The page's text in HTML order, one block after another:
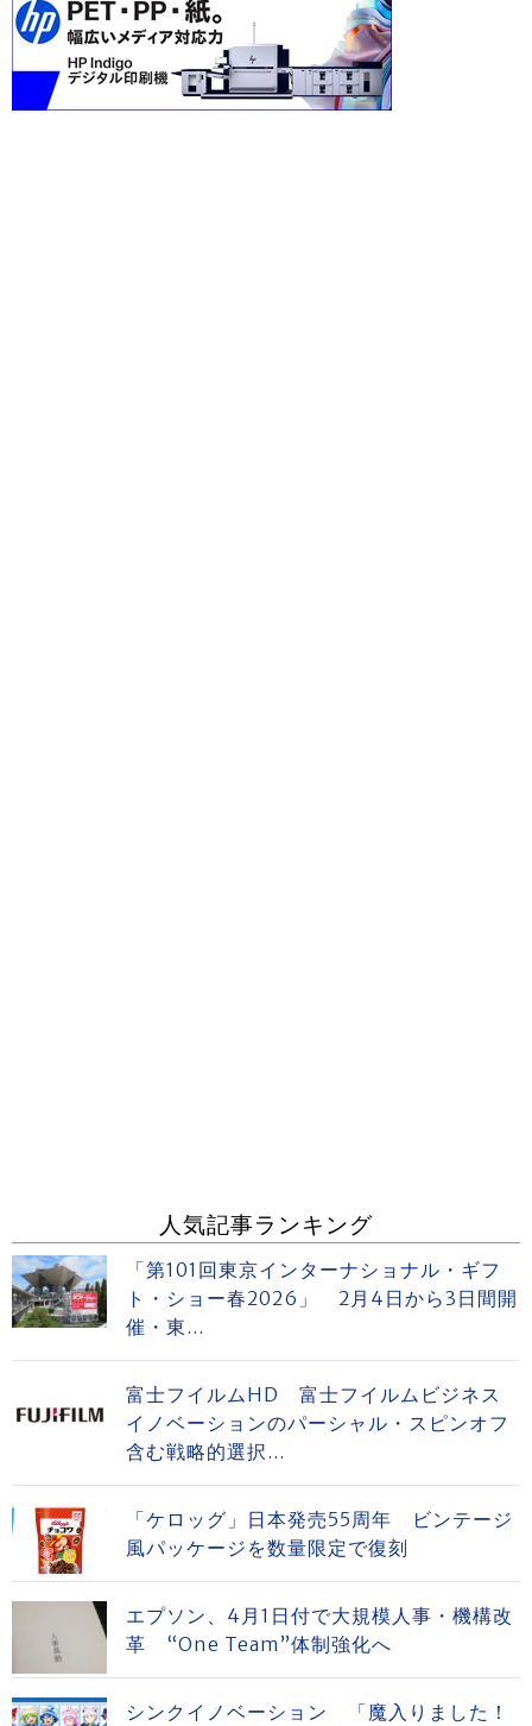
人気記事ランキング
「第101回東京インターナショナル・ギフ
ト・ショー春2026」 2月4日から3日間開
催・東...
富士フイルムHD 富士フイルムビジネス
イノベーションのパーシャル・スピンオフ
含む戦略的選択...
「ケロッグ」日本発売55周年 ビンテージ
風パッケージを数量限定で復刻
エプソン、4月1日付で大規模人事・機構改
革 “One Team”体制強化へ
シンクイノベーション 「魔入りました！